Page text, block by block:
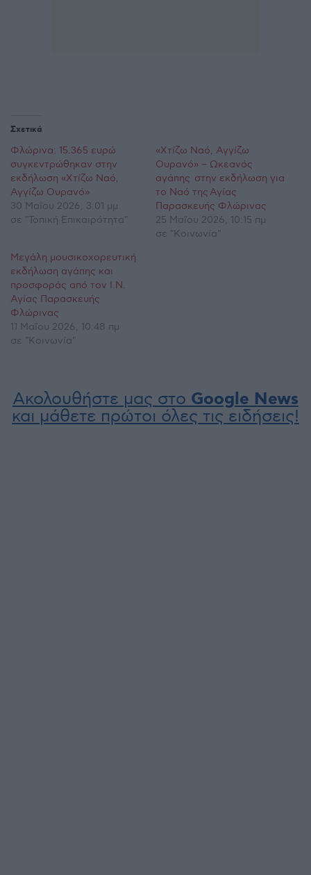
Σχετικά
Φλώρινα: 15.365 ευρώ
συγκεντρώθηκαν στην
εκδήλωση «Χτίζω Ναό,
Αγγίζω Ουρανό»
30 Μαΐου 2026, 3:01 μμ
σε "Τοπική Επικαιρότητα"
«Χτίζω Ναό, Αγγίζω
Ουρανό» – Ωκεανός
αγάπης στην εκδήλωση για
το Ναό της Αγίας
Παρασκευής Φλώρινας
25 Μαΐου 2026, 10:15 πμ
σε "Κοινωνία"
Mεγάλη μουσικοχορευτική
εκδήλωση αγάπης και
προσφοράς από τον Ι.Ν.
Αγίας Παρασκευής
Φλώρινας
11 Μαΐου 2026, 10:48 πμ
σε "Κοινωνία"
Ακολουθήστε μας στο Google News
και μάθετε πρώτοι όλες τις ειδήσεις!